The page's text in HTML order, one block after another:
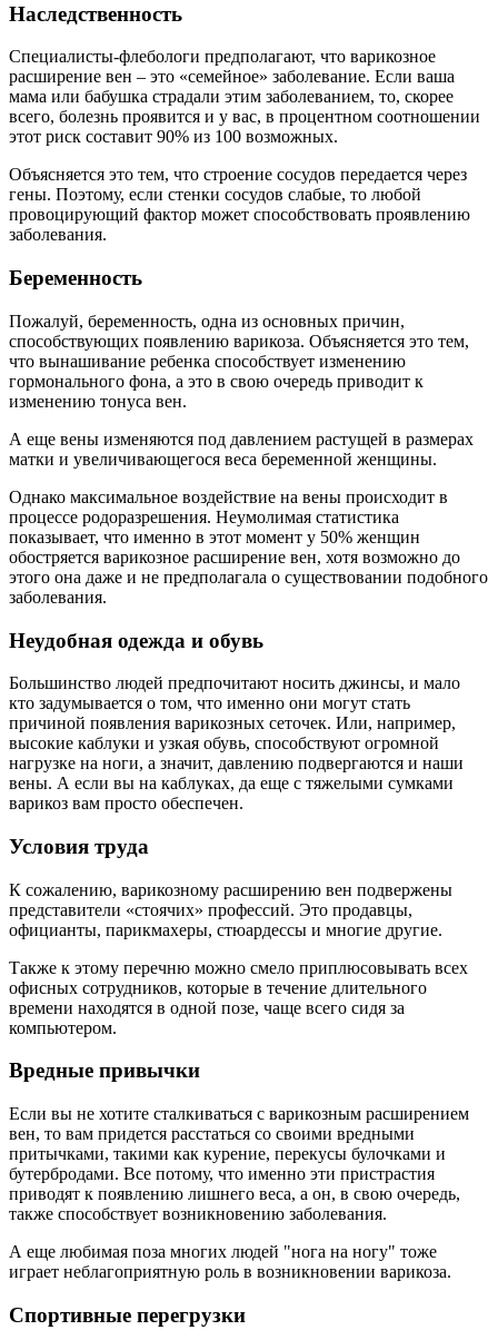
Наследственность
Специалисты-флебологи предполагают, что варикозное
расширение вен – это «семейное» заболевание. Если ваша
мама или бабушка страдали этим заболеванием, то, скорее
всего, болезнь проявится и у вас, в процентном соотношении
этот риск составит 90% из 100 возможных.
Объясняется это тем, что строение сосудов передается через
гены. Поэтому, если стенки сосудов слабые, то любой
провоцирующий фактор может способствовать проявлению
заболевания.
Беременность
Пожалуй, беременность, одна из основных причин,
способствующих появлению варикоза. Объясняется это тем,
что вынашивание ребенка способствует изменению
гормонального фона, а это в свою очередь приводит к
изменению тонуса вен.
А еще вены изменяются под давлением растущей в размерах
матки и увеличивающегося веса беременной женщины.
Однако максимальное воздействие на вены происходит в
процессе родоразрешения. Неумолимая статистика
показывает, что именно в этот момент у 50% женщин
обостряется варикозное расширение вен, хотя возможно до
этого она даже и не предполагала о существовании подобного
заболевания.
Неудобная одежда и обувь
Большинство людей предпочитают носить джинсы, и мало
кто задумывается о том, что именно они могут стать
причиной появления варикозных сеточек. Или, например,
высокие каблуки и узкая обувь, способствуют огромной
нагрузке на ноги, а значит, давлению подвергаются и наши
вены. А если вы на каблуках, да еще с тяжелыми сумками
варикоз вам просто обеспечен.
Условия труда
К сожалению, варикозному расширению вен подвержены
представители «стоячих» профессий. Это продавцы,
официанты, парикмахеры, стюардессы и многие другие.
Также к этому перечню можно смело приплюсовывать всех
офисных сотрудников, которые в течение длительного
времени находятся в одной позе, чаще всего сидя за
компьютером.
Вредные привычки
Если вы не хотите сталкиваться с варикозным расширением
вен, то вам придется расстаться со своими вредными
притычками, такими как курение, перекусы булочками и
бутербродами. Все потому, что именно эти пристрастия
приводят к появлению лишнего веса, а он, в свою очередь,
также способствует возникновению заболевания.
А еще любимая поза многих людей "нога на ногу" тоже
играет неблагоприятную роль в возникновении варикоза.
Спортивные перегрузки